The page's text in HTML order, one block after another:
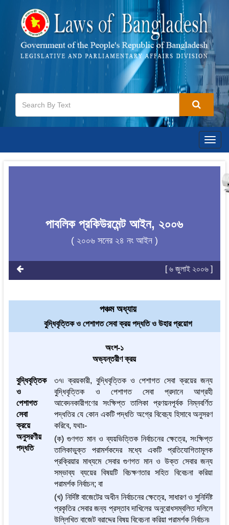
পাবলিক প্রকিউরমেন্ট আইন, ২০০৬
( ২০০৬ সনের ২৪ নং আইন )
[ ৬ জুলাই ২০০৬ ]
পঞ্চম অধ্যায়
বুদ্ধিবৃত্তিক ও পেশাগত সেবা ক্রয় পদ্ধতি ও উহার প্রয়োগ
অংশ-১
অভ্যন্তরীণ ক্রয়
বুদ্ধিবৃত্তিক
ও
পেশাগত
সেবা
ক্রয়ে
অনুসরণীয়
পদ্ধতি
৩৭৷ ক্রয়কারী, বুদ্ধিবৃত্তিক ও পেশাগত সেবা ক্রয়ের জন্য
বুদ্ধিবৃত্তিক ও পেশাগত সেবা প্রদানে আগ্রহী
আবেদনকারীগণের সংক্ষিপ্ত তালিকা প্রণয়নপূর্বক নিম্নবর্ণিত
পদ্ধতির যে কোন একটি পদ্ধতি অগ্রে বিবেচ্য হিসাবে অনুসরণ
করিবে, যথাঃ-
(ক) গুণগত মান ও ব্যয়ভিত্তিক নির্বাচনের ক্ষেত্রে, সংক্ষিপ্ত
তালিকাভুক্ত পরামর্শকদের মধ্যে একটি প্রতিযোগিতামূলক
প্রক্রিয়ার মাধ্যমে সেবার গুণগত মান ও উক্ত সেবার জন্য
সম্ভাব্য ব্যয়ের বিষয়টি বিচক্ষণতার সহিত বিবেচনা করিয়া
পরামর্শক নির্বাচন; বা
(খ) নির্দিষ্ট বাজেটের অধীন নির্বাচনের ক্ষেত্রে, সাধারণ ও সুনির্দিষ্ট
প্রকৃতির সেবার জন্য প্রস্তাব দাখিলের অনুরোধসম্বলিত দলিলে
উল্লিখিত বাজেট বরাদ্দের বিষয় বিবেচনা করিয়া পরামর্শক নির্বাচন৷